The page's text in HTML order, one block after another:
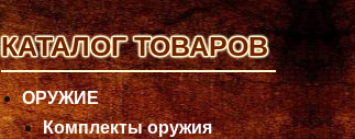
КАТАЛОГ ТОВАРОВ
ОРУЖИЕ
Комплекты оружия